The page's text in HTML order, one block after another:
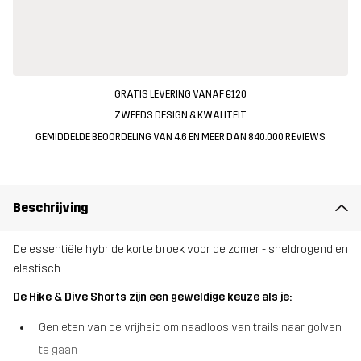
GRATIS LEVERING VANAF €120
ZWEEDS DESIGN & KWALITEIT
GEMIDDELDE BEOORDELING VAN 4.6 EN MEER DAN 840.000 REVIEWS
Beschrijving
De essentiële hybride korte broek voor de zomer - sneldrogend en
elastisch.
De Hike & Dive Shorts zijn een geweldige keuze als je:
Genieten van de vrijheid om naadloos van trails naar golven
te gaan